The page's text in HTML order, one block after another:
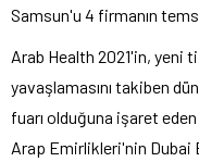
Samsun'u 4 firmanın
Arab Health 2021'in, yeni
yavaşlamasını takiben
fuarı olduğuna işaret
Arap Emirlikleri'nin Dubai